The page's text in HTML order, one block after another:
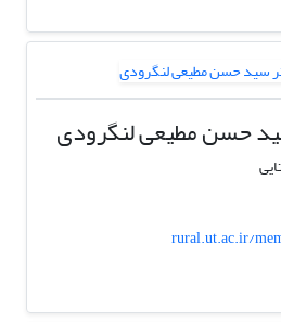
حسن مطیعی لنگرودی
rural.ut.ac.ir/